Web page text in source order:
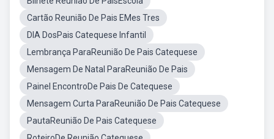
Cartão Reunião De Pais EMes Tres
DIA DosPais Catequese Infantil
Lembrança ParaReunião De Pais Catequese
Mensagem De Natal ParaReunião De Pais
Painel EncontroDe Pais De Catequese
Mensagem Curta ParaReunião De Pais Catequese
PautaReunião De Pais Catequese